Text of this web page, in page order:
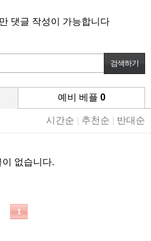
댓글 작성이 가능합니다
예비 베플 0
시간순 추천순 반대순
이 없습니다.
1